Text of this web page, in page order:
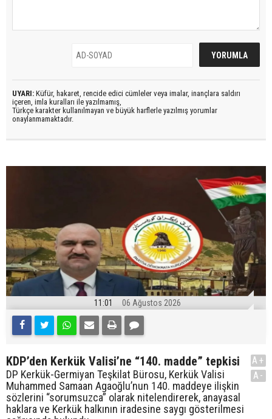
UYARI: Küfür, hakaret, rencide edici cümleler veya imalar, inançlara saldırı
içeren, imla kuralları ile yazılmamış,
Türkçe karakter kullanılmayan ve büyük harflerle yazılmış yorumlar
onaylanmamaktadır.
11:01 06 Ağustos 2026
KDP’den Kerkük Valisi’ne “140. madde” tepkisi
DP Kerkük-Germiyan Teşkilat Bürosu, Kerkük Valisi
Muhammed Samaan Agaoğlu’nun 140. maddeye ilişkin
sözlerini “sorumsuzca” olarak nitelendirerek, anayasal
haklara ve Kerkük halkının iradesine saygı gösterilmesi
A+
A-